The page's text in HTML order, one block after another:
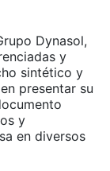
Dynasol,
y
sintético y
presentar su
y
en diversos